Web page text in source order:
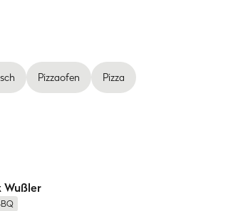
Pizzaofen Pizza